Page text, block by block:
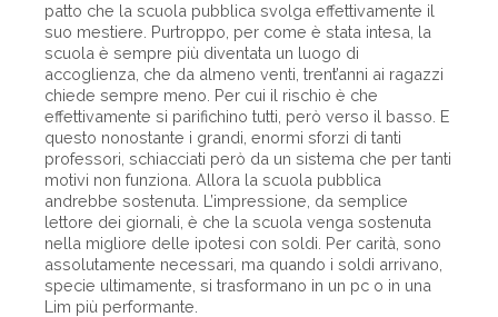
patto che la scuola pubblica svolga effettivamente il
suo mestiere. Purtroppo, per come è stata intesa, la
scuola è sempre più diventata un luogo di
accoglienza, che da almeno venti, trent’anni ai ragazzi
chiede sempre meno. Per cui il rischio è che
effettivamente si parifichino tutti, però verso il basso. E
questo nonostante i grandi, enormi sforzi di tanti
professori, schiacciati però da un sistema che per tanti
motivi non funziona. Allora la scuola pubblica
andrebbe sostenuta. L’impressione, da semplice
lettore dei giornali, è che la scuola venga sostenuta
nella migliore delle ipotesi con soldi. Per carità, sono
assolutamente necessari, ma quando i soldi arrivano,
specie ultimamente, si trasformano in un pc o in una
Lim più performante.